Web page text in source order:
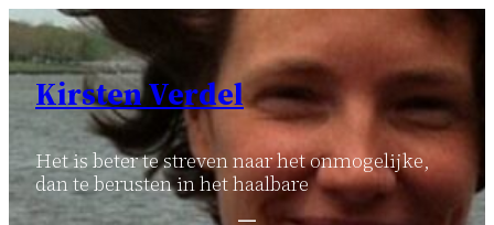
Ga
naar
inhoud
Kirsten Verdel
Het is beter te streven naar het onmogelijke,
dan te berusten in het haalbare